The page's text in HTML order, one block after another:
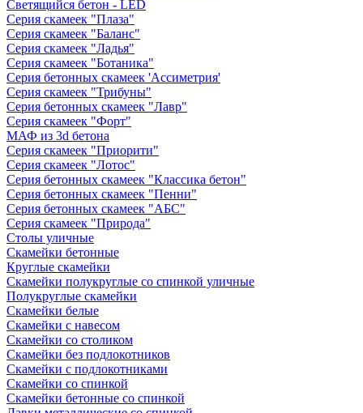
Светящийся бетон - LED
Серия скамеек "Плаза"
Серия скамеек "Баланс"
Серия скамеек "Ладья"
Серия скамеек "Ботаника"
Серия бетонных скамеек 'Ассиметрия'
Серия скамеек "Трибуны"
Серия бетонных скамеек "Лавр"
Серия скамеек "Форт"
МАФ из 3d бетона
Серия скамеек "Приорити"
Серия скамеек "Лотос"
Серия бетонных скамеек "Классика бетон"
Серия бетонных скамеек "Пенни"
Серия бетонных скамеек "АБС"
Серия скамеек "Природа"
Столы уличные
Скамейки бетонные
Круглые скамейки
Скамейки полукруглые со спинкой уличные
Полукруглые скамейки
Скамейки белые
Скамейки с навесом
Скамейки со столиком
Скамейки без подлокотников
Скамейки с подлокотниками
Скамейки со спинкой
Скамейки бетонные со спинкой